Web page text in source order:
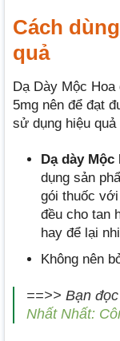
Cách
quả
Dạ Dày Mộc
5mg nên để đạt
sử dụng hiệu
Dạ dày
dụng sản
gói thuốc
đều cho tan
hay để lại
Không nên
==>> Bạn
Nhất Nhất: